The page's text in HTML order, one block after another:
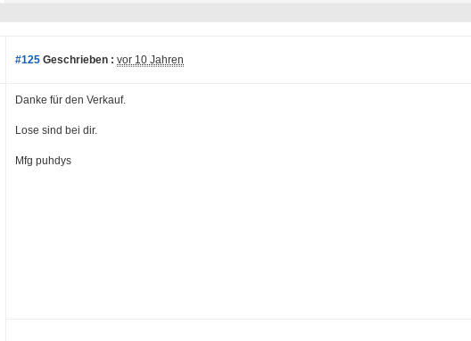
#125 Geschrieben : vor 10 Jahren
Danke für den Verkauf.
Lose sind bei dir.
Mfg puhdys